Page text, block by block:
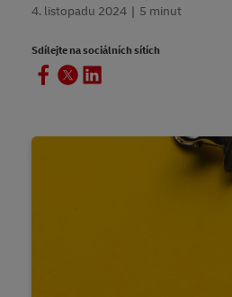
4. listopadu 2024 5 minut
Sdílejte na sociálních sítích